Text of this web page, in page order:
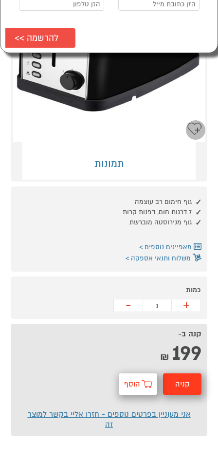
תמונות
גוף חימום רב עוצמה
7 דרגות חום, דפנות קרות
גוף מנירוסטה מוברשת
מאפיינים נוספים
משלוח ותנאי אספקה
כמות
+
-
קנה ב-
199
₪
קניה הוסף
אני מעוניין בפרטים נוספים - חזרו אליי בקשר למוצר
זה